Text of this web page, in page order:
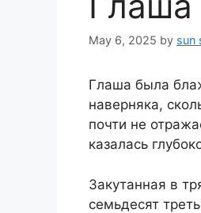
May 6, 2025 by sun
Глаша была
наверняка,
почти не
казалась
Закутанная в
семьдесят